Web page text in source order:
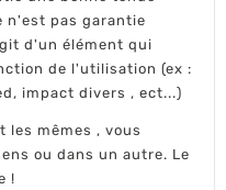
n'est pas garantie
d'un élément qui
de l'utilisation (ex :
impact divers , ect...)
les mêmes , vous
ou dans un autre. Le
!